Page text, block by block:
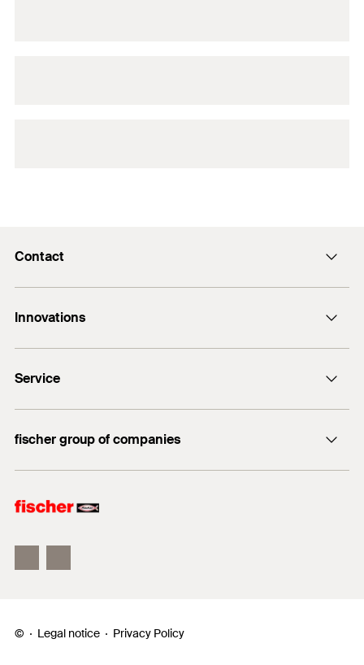
Contact
E-Mail
Innovations
Bolt anchor FAZ II Plus
UltraCut FBS II
Service
fischer group of companies
fischertechnik
© Legal notice Privacy Policy